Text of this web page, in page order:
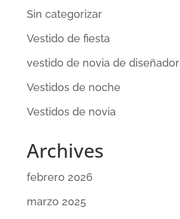
Sin categorizar
Vestido de fiesta
vestido de novia de diseñador
Vestidos de noche
Vestidos de novia
Archives
febrero 2026
marzo 2025